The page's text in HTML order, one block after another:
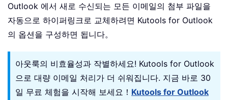
Outlook 에서 새로 수신되는 모든 이메일의 첨부 파일을
자동으로 하이퍼링크로 교체하려면 Kutools for Outlook
의 옵션을 구성하면 됩니다。
아웃룩의 비효율성과 작별하세요! Kutools for Outlook
으로 대량 이메일 처리가 더 쉬워집니다. 지금 바로 30
일 무료 체험을 시작해 보세요！ Kutools for Outlook